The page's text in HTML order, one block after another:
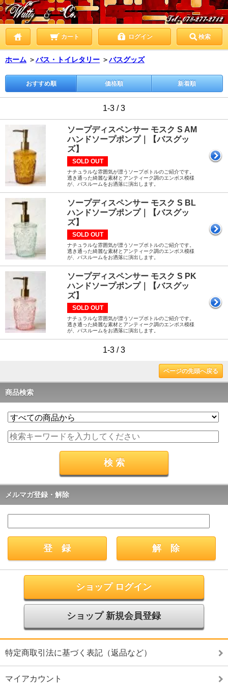
カート ログイン 検索
ホーム ＞バス・トイレタリー ＞バスグッズ
おすすめ順 価格順 新着順
1-3 / 3
ソープディスペンサー モスク S AM
ハンドソープポンプ｜【バスグッ
ズ】
SOLD OUT
ナチュラルな雰囲気が漂うソープボトルのご紹介です。
透き通った綺麗な素材とアンティーク調のエンボス模様
が、バスルームをお洒落に演出します。
ソープディスペンサー モスク S BL
ハンドソープポンプ｜【バスグッ
ズ】
SOLD OUT
ナチュラルな雰囲気が漂うソープボトルのご紹介です。
透き通った綺麗な素材とアンティーク調のエンボス模様
が、バスルームをお洒落に演出します。
ソープディスペンサー モスク S PK
ハンドソープポンプ｜【バスグッ
ズ】
SOLD OUT
ナチュラルな雰囲気が漂うソープボトルのご紹介です。
透き通った綺麗な素材とアンティーク調のエンボス模様
が、バスルームをお洒落に演出します。
1-3 / 3
ページの先頭へ戻る
商品検索
メルマガ登録・解除
ショップ ログイン
ショップ 新規会員登録
特定商取引法に基づく表記（返品など）
マイアカウント